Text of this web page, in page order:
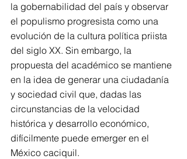
la gobernabilidad del país y observar
el populismo progresista como una
evolución de la cultura política priista
del siglo XX. Sin embargo, la
propuesta del académico se mantiene
en la idea de generar una ciudadanía
y sociedad civil que, dadas las
circunstancias de la velocidad
histórica y desarrollo económico,
difícilmente puede emerger en el
México caciquil.